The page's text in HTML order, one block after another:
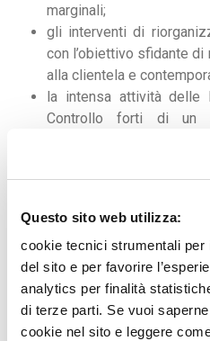
Questo sito web utilizza:
cookie tecnici strumentali
del sito e per favorire
analytics per finalità
di terze parti. Se vuoi
cookie nel sito e leggere
marginali;
gli interventi di
con l’obiettivo sfidante
alla clientela e
la intensa attività delle
Controllo forti di un
orientato al rispetto
l’abitualmente
Popolare Pugliese -
dell’ambiente, della
dei territori in cui opera.
Vi informo inoltre che a
Banca è stata sottoposta ad